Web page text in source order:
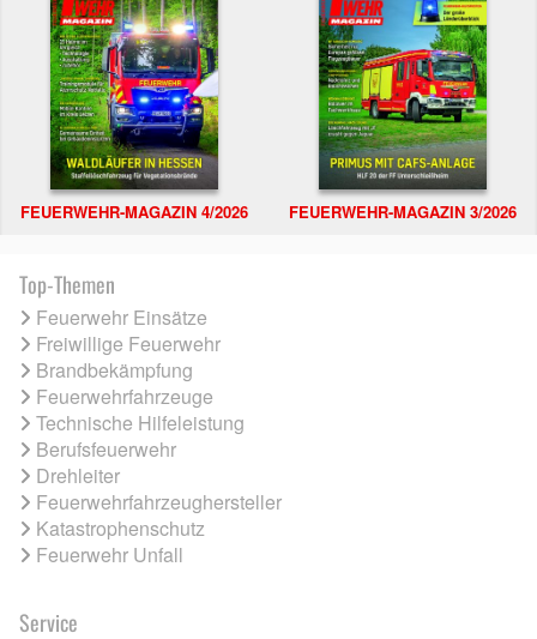
FEUERWEHR-MAGAZIN 4/2026 FEUERWEHR-MAGAZIN 3/2026
Top-Themen
Feuerwehr Einsätze
Freiwillige Feuerwehr
Brandbekämpfung
Feuerwehrfahrzeuge
Technische Hilfeleistung
Berufsfeuerwehr
Drehleiter
Feuerwehrfahrzeughersteller
Katastrophenschutz
Feuerwehr Unfall
Service